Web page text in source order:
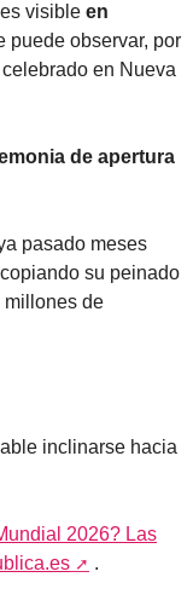
visible en
puede observar, por
en Nueva
de apertura
pasado meses
su peinado
millones de
inclinarse hacia
2026? Las
.